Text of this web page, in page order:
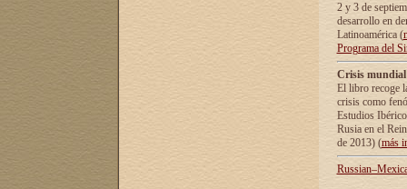
2 y 3 de
desarrollo en
Latinoamérica (
Programa del
Crisis
El libro recoge
crisis como
Estudios
Rusia en el
de 2013) (más